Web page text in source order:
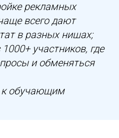
рекламных
всего дают
в разных нишах;
участников, где
и обменяться
к обучающим